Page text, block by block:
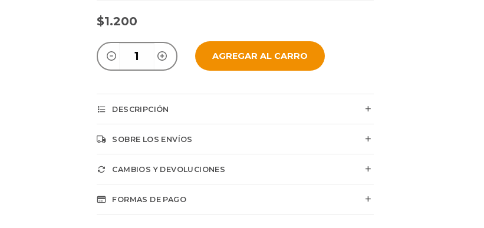
$1.200
AGREGAR AL CARRO
DESCRIPCIÓN
SOBRE LOS ENVÍOS
CAMBIOS Y DEVOLUCIONES
FORMAS DE PAGO